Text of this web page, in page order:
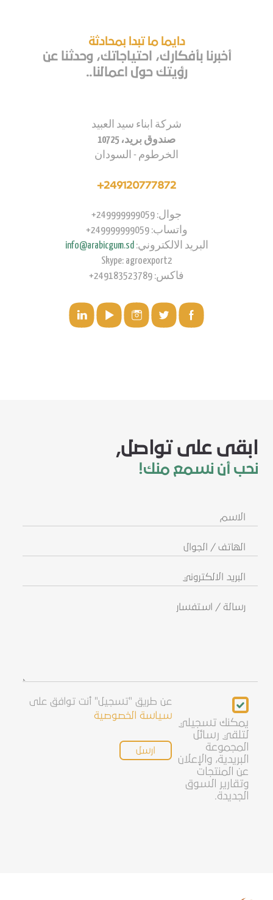
دايما ما تبدا بمحادثة
أخبرنا بأفكارك، احتياجاتك، وحدثنا عن
رؤيتك حول اعمالنا..
شركة ابناء سيد العبيد
صندوق بريد، 10725
الخرطوم - السودان
249120777872+
جوال: 249999999059+
واتساب: 249999999059+
البريد الالكتروني:info@arabicgum.sd
Skype: agroexport2
فاكس: 249183523789+
ابقى على تواصل,
نحب أن نسمع منك!
الاسم
الهاتف
/
الجوال
البريد
الالكتروني
رسالة
Newsletter
يمكنك تسجيلي
لتلقي رسائل
المجموعة
البريدية، والإعلان
عن المنتجات
وتقارير السوق
الجديدة.
عن طريق "تسجيل" أنت توافق على
سياسة الخصوصية